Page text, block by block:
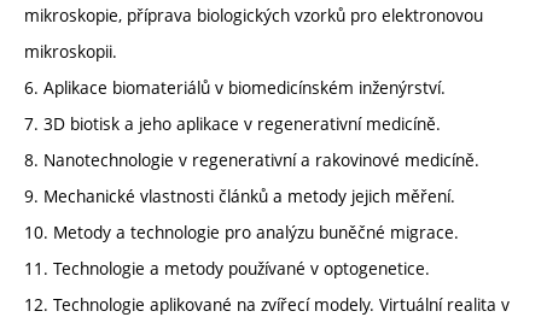
mikroskopie, příprava biologických vzorků pro elektronovou
mikroskopii.
6. Aplikace biomateriálů v biomedicínském inženýrství.
7. 3D biotisk a jeho aplikace v regenerativní medicíně.
8. Nanotechnologie v regenerativní a rakovinové medicíně.
9. Mechanické vlastnosti článků a metody jejich měření.
10. Metody a technologie pro analýzu buněčné migrace.
11. Technologie a metody používané v optogenetice.
12. Technologie aplikované na zvířecí modely. Virtuální realita v